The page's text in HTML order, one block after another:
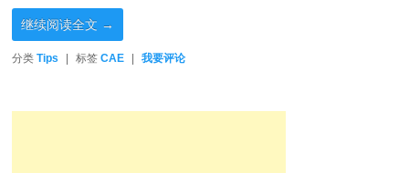
继续阅读全文 →
分类 Tips 标签 CAE 我要评论